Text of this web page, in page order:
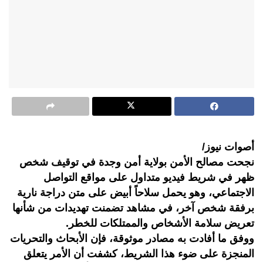
أصوات نيوز/
نجحت مصالح الأمن بولاية أمن وجدة في توقيف شخص
ظهر في شريط فيديو متداول على مواقع التواصل
الاجتماعي، وهو يحمل سلاحاً أبيض على متن دراجة نارية
برفقة شخص آخر، في مشاهد تضمنت تهديدات من شأنها
تعريض سلامة الأشخاص والممتلكات للخطر.
ووفق ما أفادت به مصادر موثوقة، فإن الأبحاث والتحريات
المنجزة على ضوء هذا الشريط، كشفت أن الأمر يتعلق